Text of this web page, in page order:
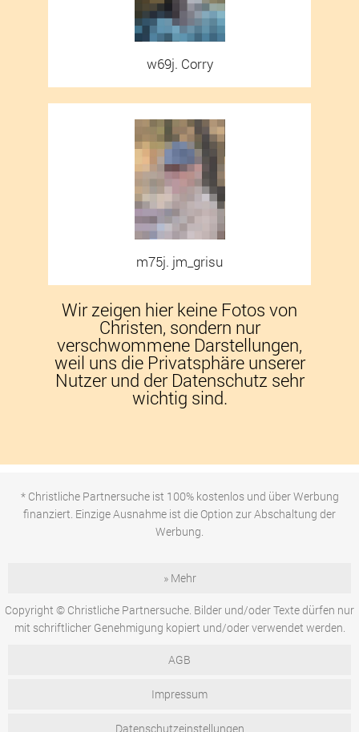
w69j. Corry
m75j. jm_grisu
Wir zeigen hier keine Fotos von
Christen, sondern nur
verschwommene Darstellungen,
weil uns die Privatsphäre unserer
Nutzer und der Datenschutz sehr
wichtig sind.
* Christliche Partnersuche ist 100% kostenlos und über Werbung
finanziert. Einzige Ausnahme ist die Option zur Abschaltung der
Werbung.
» Mehr
Copyright © Christliche Partnersuche. Bilder und/oder Texte dürfen nur
mit schriftlicher Genehmigung kopiert und/oder verwendet werden.
AGB
Impressum
Datenschutzeinstellungen